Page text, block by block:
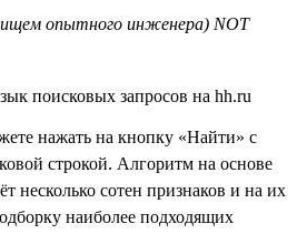
опытного инженера) NOT
нажать на кнопку «Найти» с
строкой. Алгоритм на основе
несколько сотен признаков и на их
наиболее подходящих